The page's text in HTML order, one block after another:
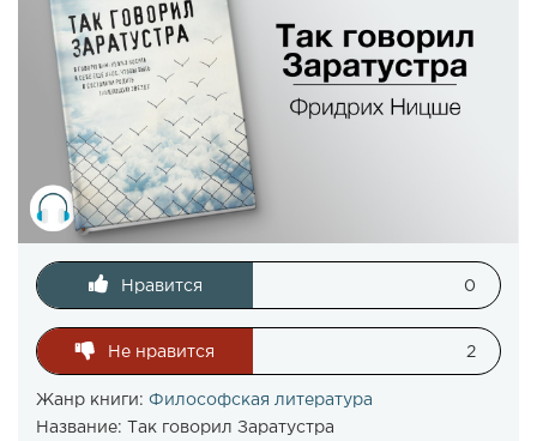
Нравится 0
Не нравится 2
Жанр книги: Философская литература
Название: Так говорил Заратустра